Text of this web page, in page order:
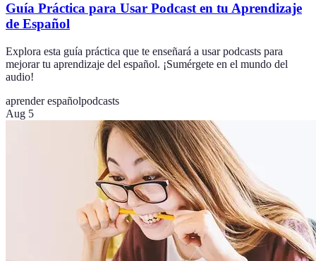
Guía Práctica para Usar Podcast en tu Aprendizaje
de Español
Explora esta guía práctica que te enseñará a usar podcasts para
mejorar tu aprendizaje del español. ¡Sumérgete en el mundo del
audio!
aprender españolpodcasts
Aug 5